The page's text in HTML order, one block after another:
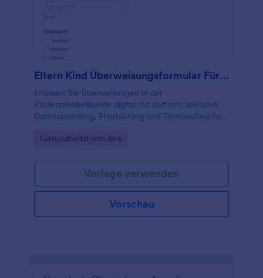
Eltern Kind Überweisungsformular Für Kinderzahnmedizin
Erfassen Sie Überweisungen in der
Kinderzahnheilkunde digital mit Jotform, inklusive
Datensammlung, Priorisierung und Terminwünschen,
Informationen schneller weitergeben und
Go to Category:
Gesundheitsformulare
Vorlage verwenden
Vorschau